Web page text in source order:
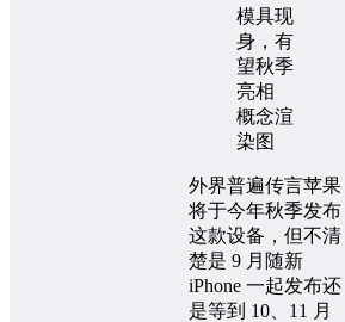
概念渲
染图
外界普遍传言苹果
将于今年秋季发布
这款设备，但不清
楚是 9 月随新
iPhone 一起发布还
是等到 10、11 月